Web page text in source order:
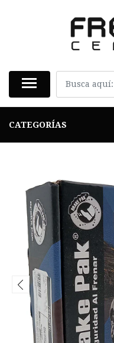
CATEGORÍAS